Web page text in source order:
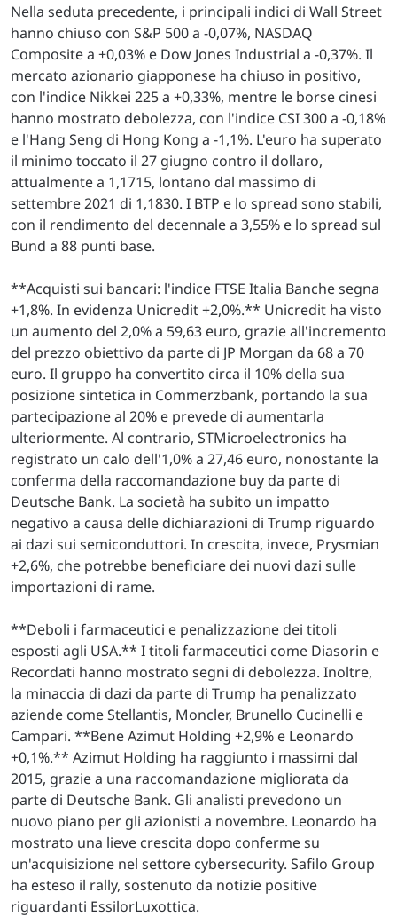
Nella seduta precedente, i principali indici di Wall Street
hanno chiuso con S&P 500 a -0,07%, NASDAQ
Composite a +0,03% e Dow Jones Industrial a -0,37%. Il
mercato azionario giapponese ha chiuso in positivo,
con l'indice Nikkei 225 a +0,33%, mentre le borse cinesi
hanno mostrato debolezza, con l'indice CSI 300 a -0,18%
e l'Hang Seng di Hong Kong a -1,1%. L'euro ha superato
il minimo toccato il 27 giugno contro il dollaro,
attualmente a 1,1715, lontano dal massimo di
settembre 2021 di 1,1830. I BTP e lo spread sono stabili,
con il rendimento del decennale a 3,55% e lo spread sul
Bund a 88 punti base.
**Acquisti sui bancari: l'indice FTSE Italia Banche segna
+1,8%. In evidenza Unicredit +2,0%.** Unicredit ha visto
un aumento del 2,0% a 59,63 euro, grazie all'incremento
del prezzo obiettivo da parte di JP Morgan da 68 a 70
euro. Il gruppo ha convertito circa il 10% della sua
posizione sintetica in Commerzbank, portando la sua
partecipazione al 20% e prevede di aumentarla
ulteriormente. Al contrario, STMicroelectronics ha
registrato un calo dell'1,0% a 27,46 euro, nonostante la
conferma della raccomandazione buy da parte di
Deutsche Bank. La società ha subito un impatto
negativo a causa delle dichiarazioni di Trump riguardo
ai dazi sui semiconduttori. In crescita, invece, Prysmian
+2,6%, che potrebbe beneficiare dei nuovi dazi sulle
importazioni di rame.
**Deboli i farmaceutici e penalizzazione dei titoli
esposti agli USA.** I titoli farmaceutici come Diasorin e
Recordati hanno mostrato segni di debolezza. Inoltre,
la minaccia di dazi da parte di Trump ha penalizzato
aziende come Stellantis, Moncler, Brunello Cucinelli e
Campari. **Bene Azimut Holding +2,9% e Leonardo
+0,1%.** Azimut Holding ha raggiunto i massimi dal
2015, grazie a una raccomandazione migliorata da
parte di Deutsche Bank. Gli analisti prevedono un
nuovo piano per gli azionisti a novembre. Leonardo ha
mostrato una lieve crescita dopo conferme su
un'acquisizione nel settore cybersecurity. Safilo Group
ha esteso il rally, sostenuto da notizie positive
riguardanti EssilorLuxottica.